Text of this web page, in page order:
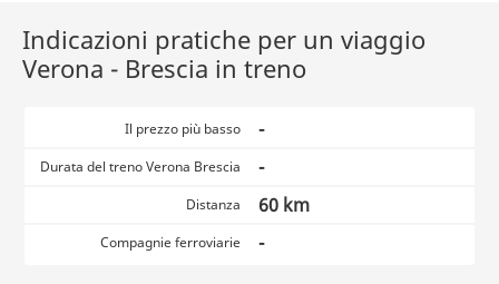
Indicazioni pratiche per un viaggio
Verona - Brescia in treno
Il prezzo più basso -
Durata del treno Verona Brescia -
Distanza 60 km
Compagnie ferroviarie -